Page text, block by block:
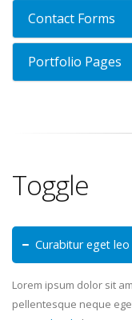
Contact Forms
Portfolio Pages
Toggle
Curabitur eget
Lorem ipsum dolor sit
pellentesque neque